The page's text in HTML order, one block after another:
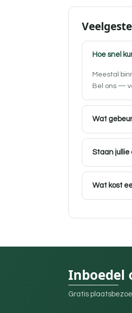
Hoe snel
Meestal
Bel ons —
Wat
Staan jullie
Wat kost
Inboedel
Gratis